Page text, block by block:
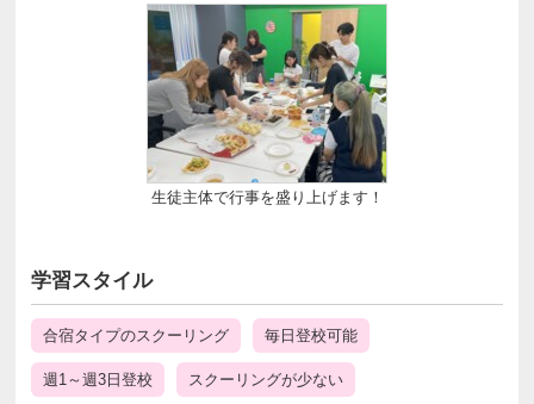
生徒主体で行事を盛り上げます！
学習スタイル
合宿タイプのスクーリング 毎日登校可能
週1～週3日登校 スクーリングが少ない